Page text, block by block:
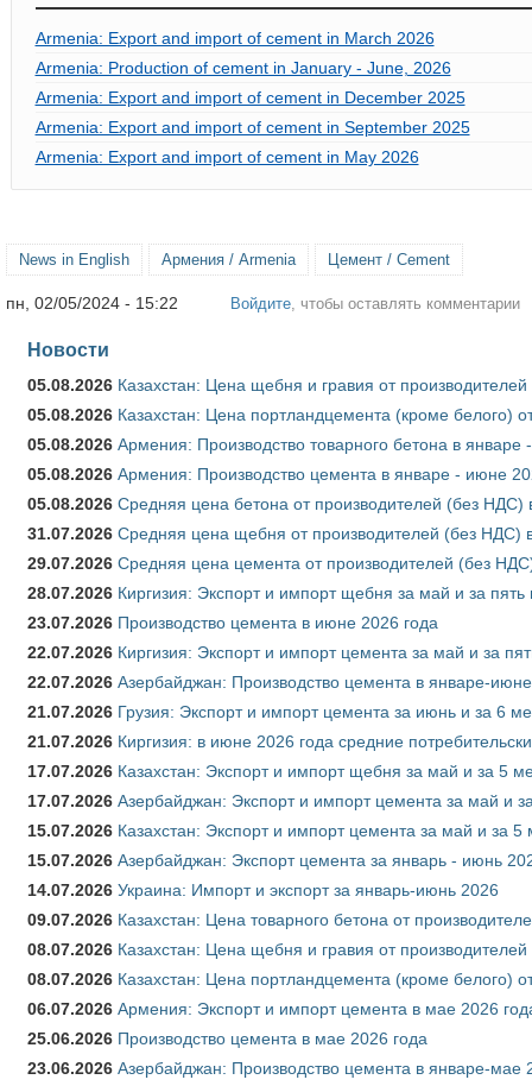
Armenia: Export and import of cement in March 2026
Armenia: Production of cement in January - June, 2026
Armenia: Export and import of cement in December 2025
Armenia: Export and import of cement in September 2025
Armenia: Export and import of cement in May 2026
News in English Армения / Armenia Цемент / Cement
пн, 02/05/2024 - 15:22 Войдите , чтобы оставлять комментарии
Новости
05.08.2026 Казахстан: Цена щебня и гравия от
05.08.2026 Казахстан: Цена портландцемента (кроме белого)
05.08.2026 Армения: Производство товарного бетона в январе
05.08.2026 Армения: Производство цемента в январе - июне
05.08.2026 Средняя цена бетона от производителей (без НДС)
31.07.2026 Средняя цена щебня от производителей (без НДС)
29.07.2026 Средняя цена цемента от производителей (без
28.07.2026 Киргизия: Экспорт и импорт щебня за май и за
23.07.2026 Производство цемента в июне 2026 года
22.07.2026 Киргизия: Экспорт и импорт цемента за май и за
22.07.2026 Азербайджан: Производство цемента в январе-
21.07.2026 Грузия: Экспорт и импорт цемента за июнь и за 6
21.07.2026 Киргизия: в июне 2026 года средние
17.07.2026 Казахстан: Экспорт и импорт щебня за май и за 5
17.07.2026 Азербайджан: Экспорт и импорт цемента за май и
15.07.2026 Казахстан: Экспорт и импорт цемента за май и за
15.07.2026 Азербайджан: Экспорт цемента за январь - июнь
14.07.2026 Украина: Импорт и экспорт за январь-июнь 2026
09.07.2026 Казахстан: Цена товарного бетона от
08.07.2026 Казахстан: Цена щебня и гравия от
08.07.2026 Казахстан: Цена портландцемента (кроме белого)
06.07.2026 Армения: Экспорт и импорт цемента в мае 2026
25.06.2026 Производство цемента в мае 2026 года
23.06.2026 Азербайджан: Производство цемента в январе-мае